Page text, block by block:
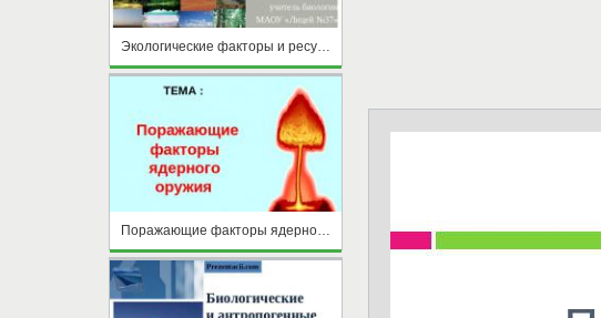
Поражающие факторы ядерного оружия